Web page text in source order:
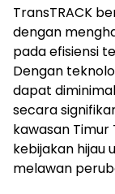
TransTRACK
dengan
pada efisiensi
Dengan
dapat
secara
kawasan
kebijakan hijau
melawan